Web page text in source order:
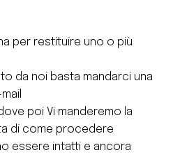
per restituire uno o più
da noi basta mandarci una
poi Vi manderemo la
di come procedere
essere intatti e ancora